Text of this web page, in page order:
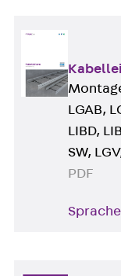
LGAB,
LIBD,
SW,
PDF